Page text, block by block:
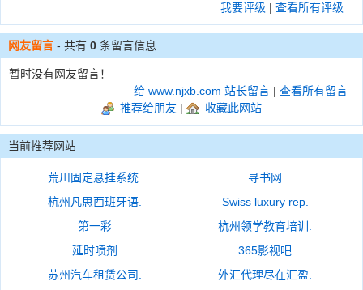
我要评级 | 查看所有评级
网友留言 - 共有 0 条留言信息
暂时没有网友留言！
给 www.njxb.com 站长留言 | 查看所有留言
推荐给朋友 | 收藏此网站
当前推荐网站
荒川固定悬挂系统.
寻书网
杭州凡思西班牙语.
Swiss luxury rep.
第一彩
杭州领学教育培训.
延时喷剂
365影视吧
苏州汽车租赁公司.
外汇代理尽在汇盈.